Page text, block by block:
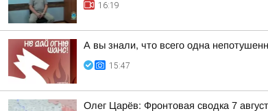
16:19
А вы знали, что всего одна
15:47
Олег Царёв: Фронтовая сводка 7